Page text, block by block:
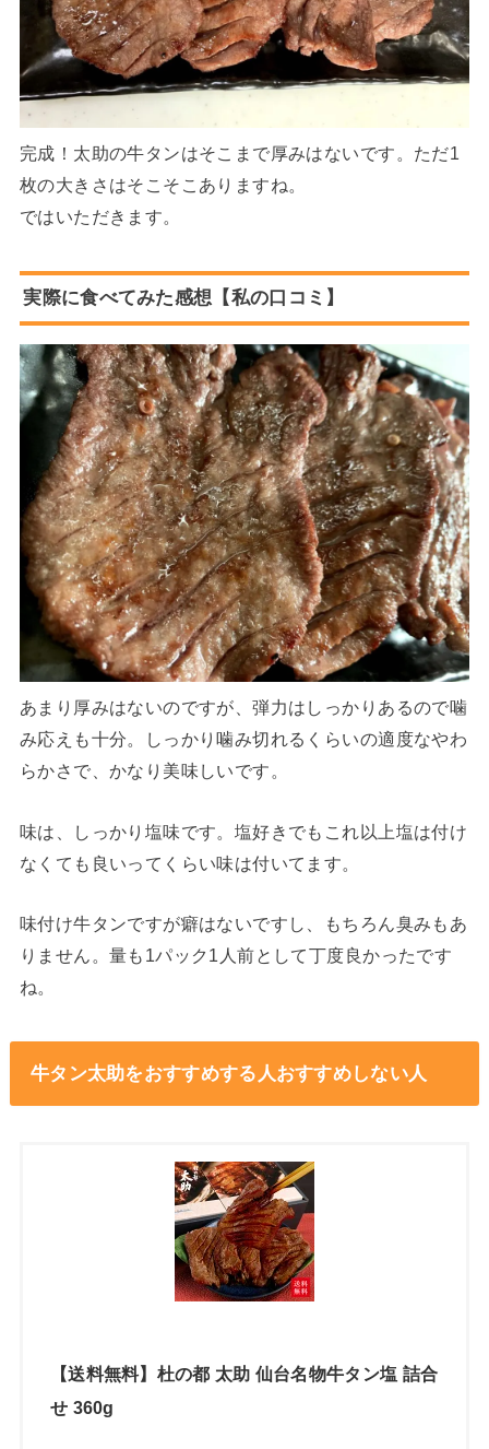
完成！太助の牛タンはそこまで厚みはないです。ただ1
枚の大きさはそこそこありますね。
ではいただきます。
実際に食べてみた感想【私の口コミ】
あまり厚みはないのですが、弾力はしっかりあるので噛
み応えも十分。しっかり噛み切れるくらいの適度なやわ
らかさで、かなり美味しいです。
味は、しっかり塩味です。塩好きでもこれ以上塩は付け
なくても良いってくらい味は付いてます。
味付け牛タンですが癖はないですし、もちろん臭みもあ
りません。量も1パック1人前として丁度良かったです
ね。
牛タン太助をおすすめする人おすすめしない人
【送料無料】杜の都 太助 仙台名物牛タン塩 詰合
せ 360g